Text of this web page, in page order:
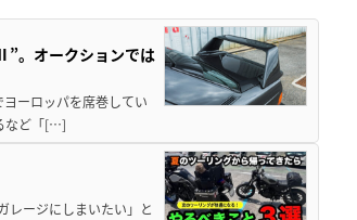
。オークションでは
ーロッパを席巻してい
など「[…]
レージにしまいたい」と